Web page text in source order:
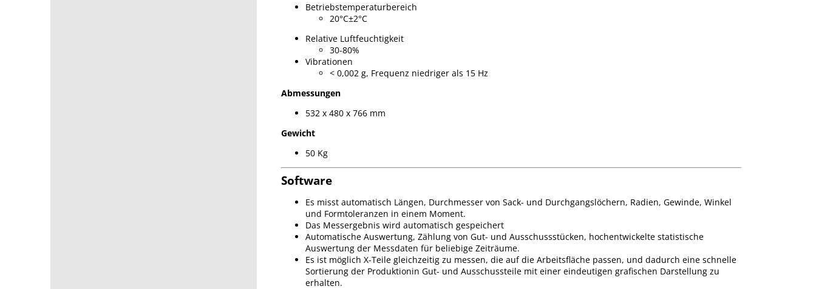
Betriebstemperaturbereich
20°C±2°C
Relative Luftfeuchtigkeit
30-80%
Vibrationen
< 0,002 g, Frequenz niedriger als 15 Hz
Abmessungen
532 x 480 x 766 mm
Gewicht
50 Kg
Software
Es misst automatisch Längen, Durchmesser von Sack- und Durchgangslöchern, Radien, Gewinde, Winkel
und Formtoleranzen in einem Moment.
Das Messergebnis wird automatisch gespeichert
Automatische Auswertung, Zählung von Gut- und Ausschussstücken, hochentwickelte statistische
Auswertung der Messdaten für beliebige Zeiträume.
Es ist möglich X-Teile gleichzeitig zu messen, die auf die Arbeitsfläche passen, und dadurch eine schnelle
Sortierung der Produktionin Gut- und Ausschussteile mit einer eindeutigen grafischen Darstellung zu
erhalten.